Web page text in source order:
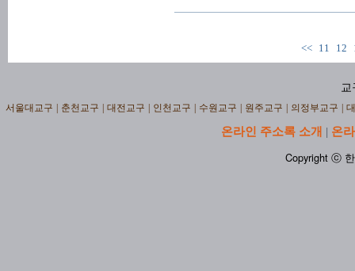
<< 11 12
교
서울대교구 춘천교구 대전교구 인천교구 수원교구 원주교구 의정부교구
온라인 주소록 소개 | 온
Copyright ⓒ